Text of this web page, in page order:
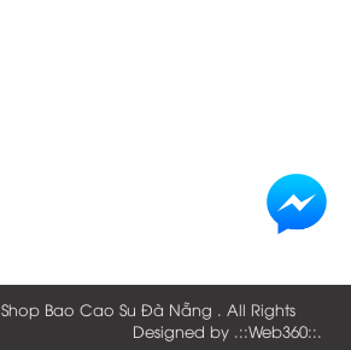
Shop Bao Cao Su Đà Nẵng . All Rights
Designed by .::Web360::.